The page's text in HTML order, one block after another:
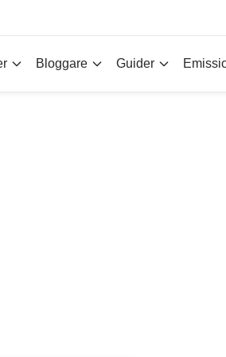
Bloggare Guider